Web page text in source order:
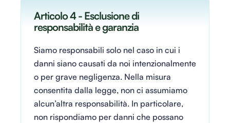
Articolo 4 - Esclusione di
responsabilità e garanzia
Siamo responsabili solo nel caso in cui i
danni siano causati da noi intenzionalmente
o per grave negligenza. Nella misura
consentita dalla legge, non ci assumiamo
alcun’altra responsabilità. In particolare,
non rispondiamo per danni che possano